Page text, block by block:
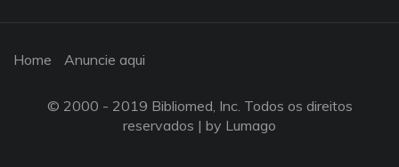
Home Anuncie aqui
© 2000 - 2019 Bibliomed, Inc. Todos os direitos
reservados | by Lumago